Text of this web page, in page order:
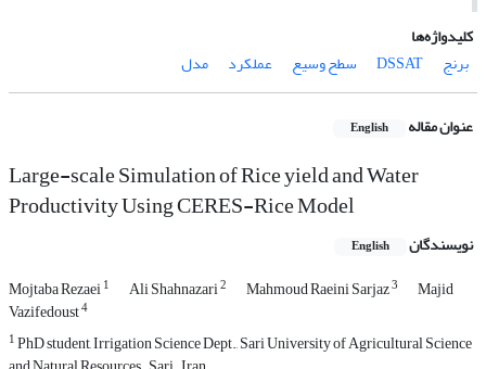
کلیدواژه‌ها
برنج
DSSAT سطح وسیع عملکرد مدل
عنوان مقاله English
Large-scale Simulation of Rice yield and Water
Productivity Using CERES-Rice Model
نویسندگان English
Mojtaba Rezaei1 Ali Shahnazari2 Mahmoud Raeini Sarjaz3 Majid
Vazifedoust4
1PhD student, Irrigation Science Dept., Sari University of Agricultural Science